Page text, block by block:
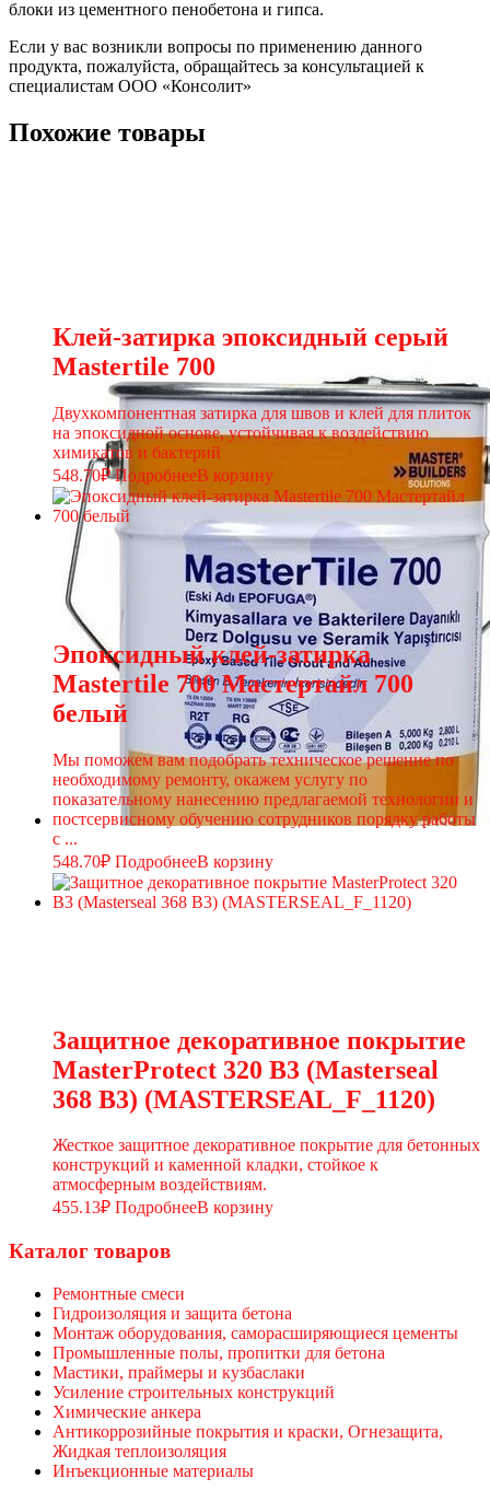
блоки из цементного пенобетона и гипса.
Если у вас возникли вопросы по применению данного
продукта, пожалуйста, обращайтесь за консультацией к
специалистам ООО «Консолит»
Похожие товары
Клей-затирка эпоксидный серый
Мastertile 700
Двухкомпонентная затирка для швов и клей для плиток
на эпоксидной основе, устойчивая к воздействию
химикатов и бактерий
548.70₽ ПодробнееВ корзину
Эпоксидный клей-затирка
Мastertile 700 Мастертайл 700
белый
Мы поможем вам подобрать техническое решение по
необходимому ремонту, окажем услугу по
показательному нанесению предлагаемой технологии и
постсервисному обучению сотрудников порядку работы
с ...
548.70₽ ПодробнееВ корзину
Защитное декоративное покрытие
MasterProtect 320 B3 (Masterseal
368 B3) (MASTERSEAL_F_1120)
Жесткое защитное декоративное покрытие для бетонных
конструкций и каменной кладки, стойкое к
атмосферным воздействиям.
455.13₽ ПодробнееВ корзину
Каталог товаров
Ремонтные смеси
Гидроизоляция и защита бетона
Монтаж оборудования, саморасширяющиеся цементы
Промышленные полы, пропитки для бетона
Мастики, праймеры и кузбаслаки
Усиление строительных конструкций
Химические анкера
Антикоррозийные покрытия и краски, Огнезащита,
Жидкая теплоизоляция
Инъекционные материалы